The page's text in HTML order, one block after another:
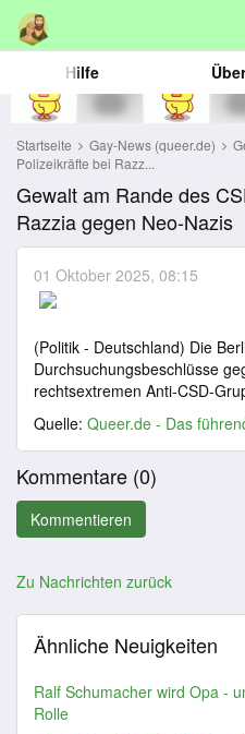
Hilfe
Startseite Gay-News (queer.de)
Polizeikräfte bei Razz...
Gewalt am Rande des
Razzia gegen Neo-Nazis
01 Oktober 2025, 08:15
(Politik - Deutschland) Die
Durchsuchungsbeschlüsse
rechtsextremen Anti-CSD-
Quelle: Queer.de - Das
Kommentare (0)
Zu Nachrichten zurück
Ähnliche Neuigkeiten
Ralf Schumacher wird Opa -
Rolle